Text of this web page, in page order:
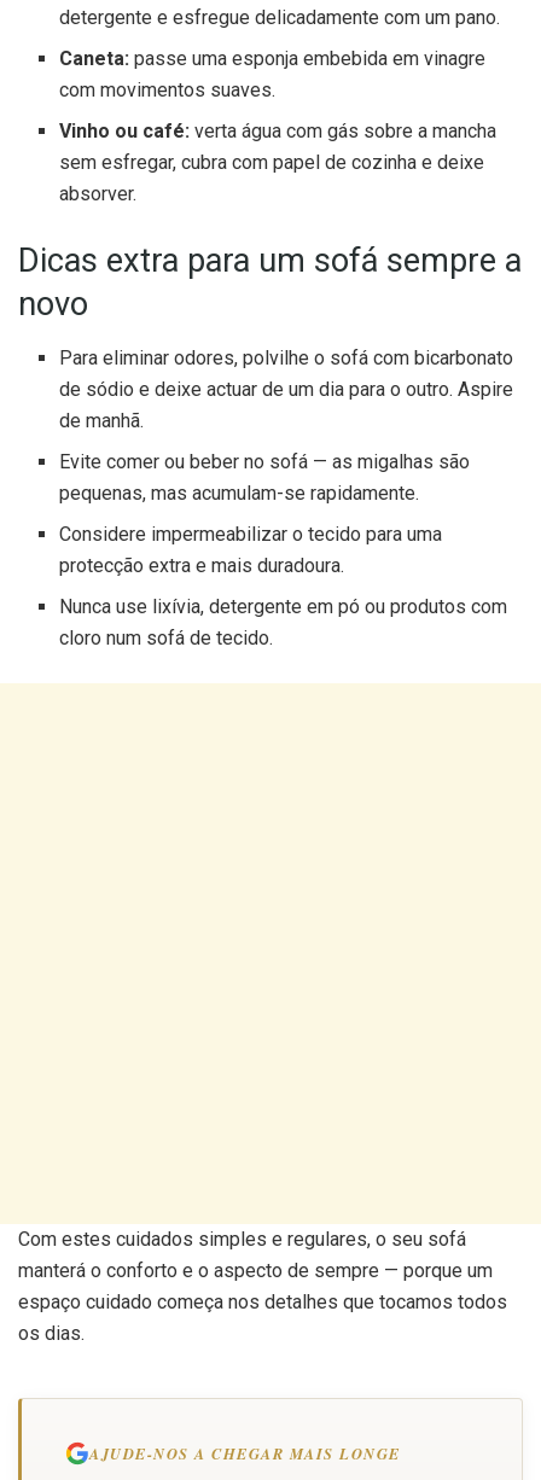
detergente e esfregue delicadamente com um pano.
Caneta: passe uma esponja embebida em vinagre
com movimentos suaves.
Vinho ou café: verta água com gás sobre a mancha
sem esfregar, cubra com papel de cozinha e deixe
absorver.
Dicas extra para um sofá sempre a
novo
Para eliminar odores, polvilhe o sofá com bicarbonato
de sódio e deixe actuar de um dia para o outro. Aspire
de manhã.
Evite comer ou beber no sofá — as migalhas são
pequenas, mas acumulam-se rapidamente.
Considere impermeabilizar o tecido para uma
protecção extra e mais duradoura.
Nunca use lixívia, detergente em pó ou produtos com
cloro num sofá de tecido.
Com estes cuidados simples e regulares, o seu sofá
manterá o conforto e o aspecto de sempre — porque um
espaço cuidado começa nos detalhes que tocamos todos
os dias.
AJUDE-NOS A CHEGAR MAIS LONGE